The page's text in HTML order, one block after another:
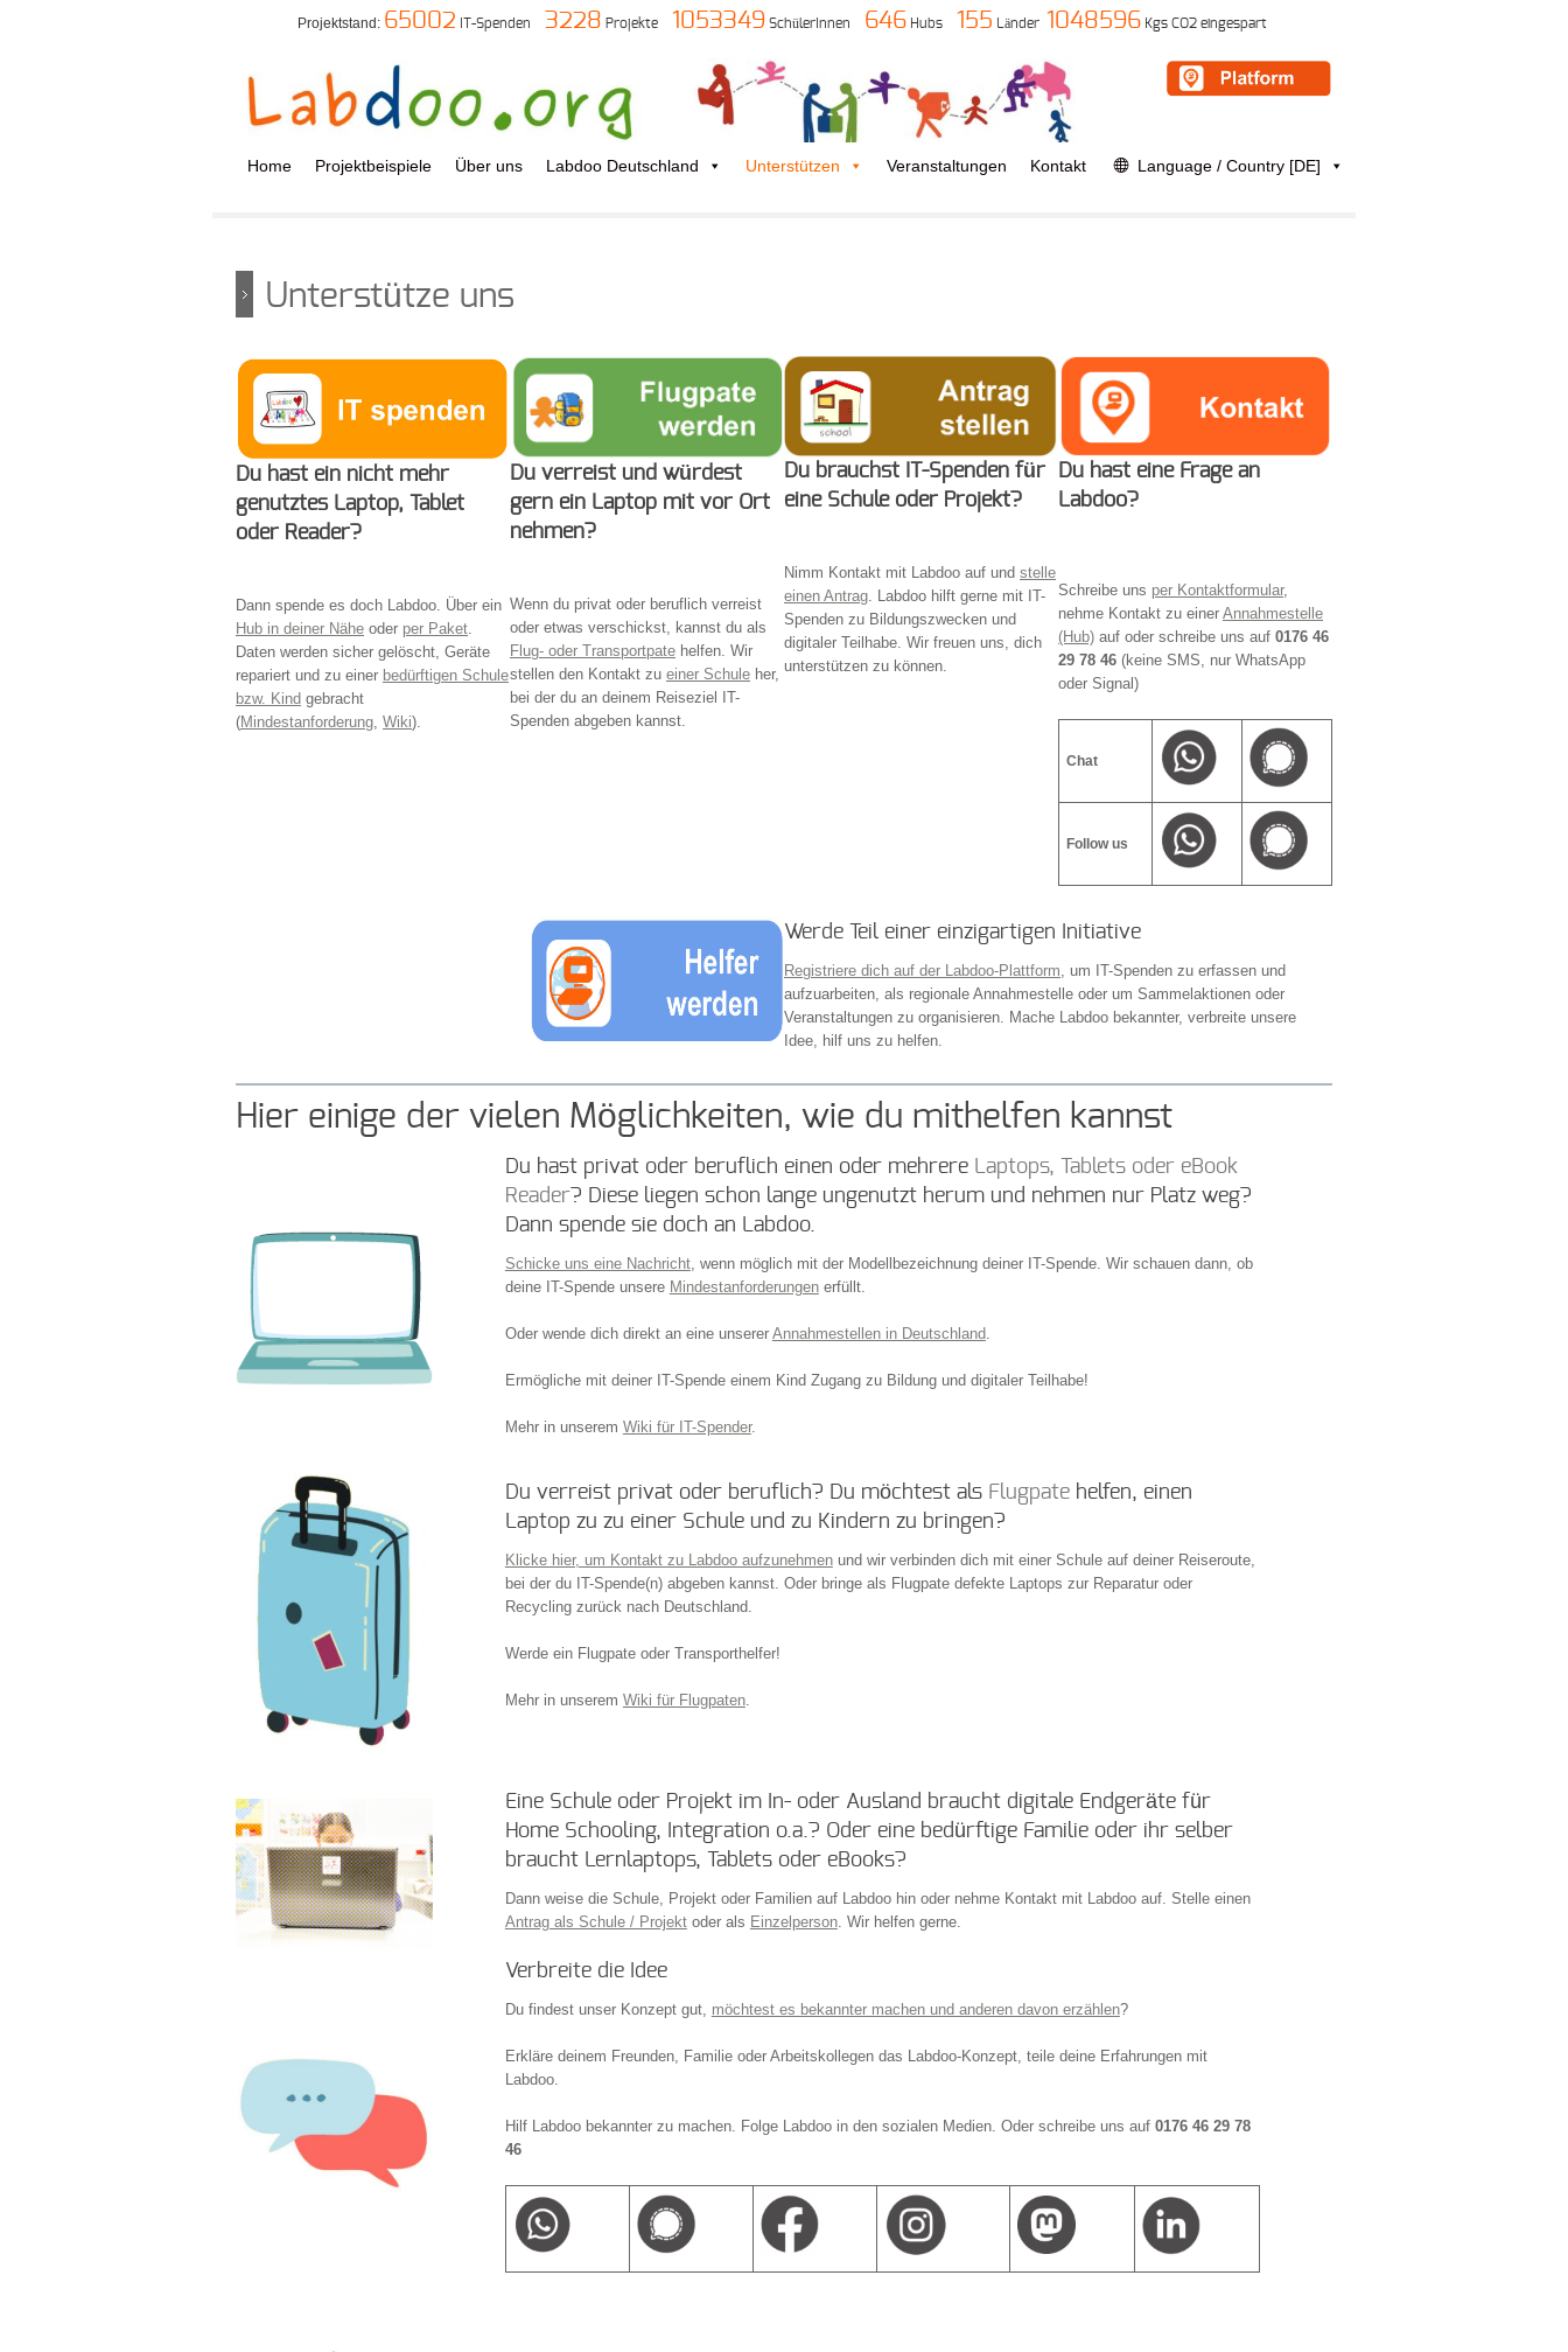
Projektstand: 65002 IT-Spenden 3228 Projekte 1053349 SchülerInnen 646 Hubs 155 Länder 1048596 Kgs CO2 eingespart
Home Projektbeispiele Über uns Labdoo Deutschland Unterstützen Veranstaltungen Kontakt Language / Country [DE]
Unterstütze uns
Du hast ein nicht mehr
genutztes Laptop, Tablet
oder Reader?
Dann spende es doch Labdoo. Über ein
Hub in deiner Nähe oder per Paket
Daten werden sicher gelöscht, Geräte
repariert und zu einer bedürftigen Schule
bzw. Kind gebracht
(Mindestanforderung Wiki).
Du verreist und würdest
gern ein Laptop mit vor Ort
nehmen?
Wenn du privat oder beruflich verreist
oder etwas verschickst, kannst du als
Flug- oder Transportpate helfen. Wir
stellen den Kontakt zu einer Schule her,
bei der du an deinem Reiseziel IT-
Spenden abgeben kannst.
Du brauchst IT-Spenden für
eine Schule oder Projekt?
Nimm Kontakt mit Labdoo auf und stelle
einen Antrag. Labdoo hilft gerne mit IT-
Spenden zu Bildungszwecken und
digitaler Teilhabe. Wir freuen uns, dich
unterstützen zu können.
Du hast eine Frage an
Labdoo?
Schreibe uns per Kontaktformular,
nehme Kontakt zu einer Annahmestelle
(Hub) auf oder schreibe uns auf 0176 46
29 78 46 (keine SMS, nur WhatsApp
oder Signal)
Chat
Follow us
Werde Teil einer einzigartigen Initiative
Registriere dich auf der Labdoo-Plattform, um IT-Spenden zu erfassen und
aufzuarbeiten, als regionale Annahmestelle oder um Sammelaktionen oder
Veranstaltungen zu organisieren. Mache Labdoo bekannter, verbreite unsere
Idee, hilf uns zu helfen.
Hier einige der vielen Möglichkeiten, wie du mithelfen kannst
Du hast privat oder beruflich einen oder mehrere Laptops, Tablets oder eBook
Reader? Diese liegen schon lange ungenutzt herum und nehmen nur Platz weg?
Dann spende sie doch an Labdoo.
Schicke uns eine Nachricht, wenn möglich mit der Modellbezeichnung deiner IT-Spende. Wir schauen dann, ob
deine IT-Spende unsere Mindestanforderungenerfüllt.
Oder wende dich direkt an eine unserer Annahmestellen in Deutschland.
Ermögliche mit deiner IT-Spende einem Kind Zugang zu Bildung und digitaler Teilhabe!
Mehr in unserem Wiki für IT-Spender.
Du verreist privat oder beruflich? Du möchtest als Flugpatehelfen, einen
Laptop zu zu einer Schule und zu Kindern zu bringen?
Klicke hier, um Kontakt zu Labdoo aufzunehmenund wir verbinden dich mit einer Schule auf deiner Reiseroute,
bei der du IT-Spende(n) abgeben kannst. Oder bringe als Flugpate defekte Laptops zur Reparatur oder
Recycling zurück nach Deutschland.
Werde ein Flugpate oder Transporthelfer!
Mehr in unserem Wiki für Flugpaten.
Eine Schule oder Projekt im In- oder Ausland braucht digitale Endgeräte für
Home Schooling, Integration o.a.? Oder eine bedürftige Familie oder ihr selber
braucht Lernlaptops, Tablets oder eBooks?
Dann weise die Schule, Projekt oder Familien auf Labdoo hin oder nehme Kontakt mit Labdoo auf. Stelle einen
Antrag als Schule / Projektoder als Einzelperson. Wir helfen gerne.
Verbreite die Idee
Du findest unser Konzept gut, möchtest es bekannter machen und anderen davon erzählen?
Erkläre deinem Freunden, Familie oder Arbeitskollegen das Labdoo-Konzept, teile deine Erfahrungen mit
Labdoo.
Hilf Labdoo bekannter zu machen. Folge Labdoo in den sozialen Medien. Oder schreibe uns auf 0176 46 29 78
46